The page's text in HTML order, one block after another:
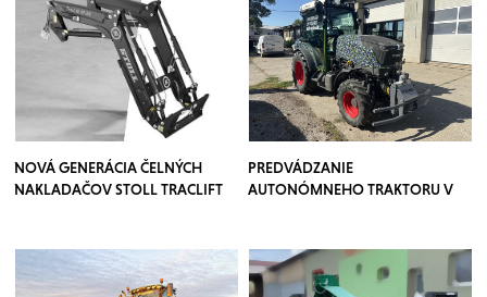
NOVÁ GENERÁCIA ČELNÝCH
NAKLADAČOV STOLL TRACLIFT
PREDVÁDZANIE
AUTONÓMNEHO TRAKTORU V